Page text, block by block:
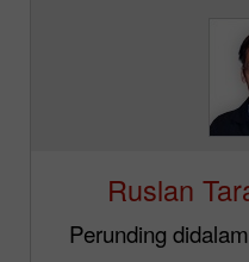
Ruslan
Perunding